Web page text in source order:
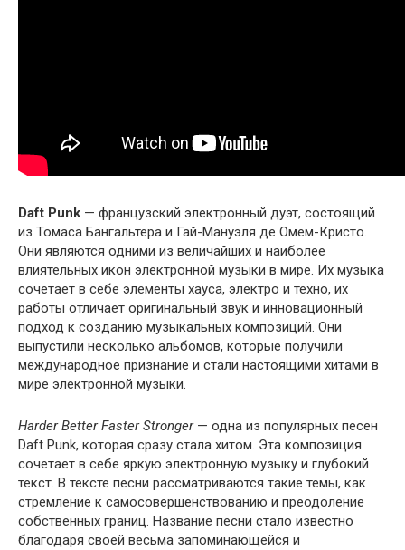
Daft Punk — французский электронный дуэт, состоящий
из Томаса Бангальтера и Гай-Мануэля де Омем-Кристо.
Они являются одними из величайших и наиболее
влиятельных икон электронной музыки в мире. Их музыка
сочетает в себе элементы хауса, электро и техно, их
работы отличает оригинальный звук и инновационный
подход к созданию музыкальных композиций. Они
выпустили несколько альбомов, которые получили
международное признание и стали настоящими хитами в
мире электронной музыки.
Harder Better Faster Stronger— одна из популярных песен
Daft Punk, которая сразу стала хитом. Эта композиция
сочетает в себе яркую электронную музыку и глубокий
текст. В тексте песни рассматриваются такие темы, как
стремление к самосовершенствованию и преодоление
собственных границ. Название песни стало известно
благодаря своей весьма запоминающейся и